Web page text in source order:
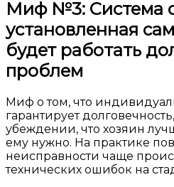
Миф №3: Система
установленная
будет работать
проблем
Миф о том, что
гарантирует
убеждении, что хозяин
ему нужно. На практике
неисправности чаще
технических ошибок на